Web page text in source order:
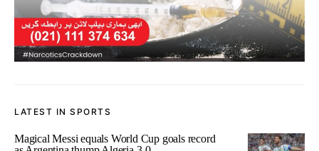
LATEST IN SPORTS
Magical Messi equals World Cup goals record